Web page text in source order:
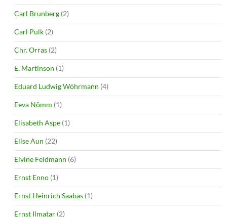
Carl Brunberg (2)
Carl Pulk (2)
Chr. Orras (2)
E. Martinson (1)
Eduard Ludwig Wöhrmann (4)
Eeva Nõmm (1)
Elisabeth Aspe (1)
Elise Aun (22)
Elvine Feldmann (6)
Ernst Enno (1)
Ernst Heinrich Saabas (1)
Ernst Ilmatar (2)